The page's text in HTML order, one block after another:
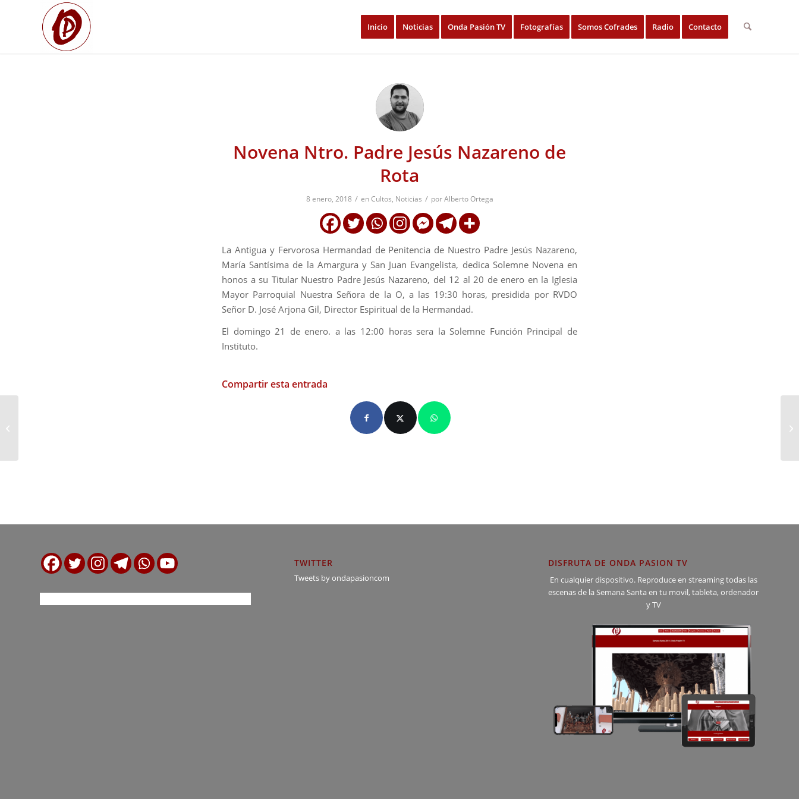
Inicio Noticias Onda Pasión TV Fotografías Somos Cofrades Radio Contacto
Novena Ntro. Padre Jesús Nazareno de
Rota
8 enero, 2018 / enCultos, Noticias / porAlberto Ortega
La Antigua y Fervorosa Hermandad de Penitencia de Nuestro Padre Jesús Nazareno,
María Santísima de la Amargura y San Juan Evangelista, dedica Solemne Novena en
honos a su Titular Nuestro Padre Jesús Nazareno, del 12 al 20 de enero en la Iglesia
Mayor Parroquial Nuestra Señora de la O, a las 19:30 horas, presidida por RVDO
Señor D. José Arjona Gil, Director Espiritual de la Hermandad.
El domingo 21 de enero. a las 12:00 horas sera la Solemne Función Principal de
Instituto.
Compartir esta entrada
TWITTER
Tweets by ondapasioncom
DISFRUTA DE ONDA PASION TV
En cualquier dispositivo. Reproduce en streaming todas las
escenas de la Semana Santa en tu movil, tableta, ordenador
y TV